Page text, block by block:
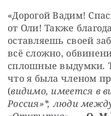
«Дорогой Вадим!
от Оли! Также
оставляешь своей
всё сложно,
сплошные выдумки.
что я была членом
(видимо, имеется в
Россия»*, люди